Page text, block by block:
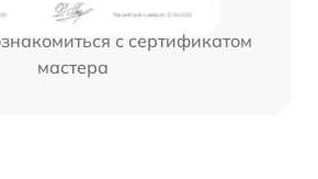
с сертификатом
мастера